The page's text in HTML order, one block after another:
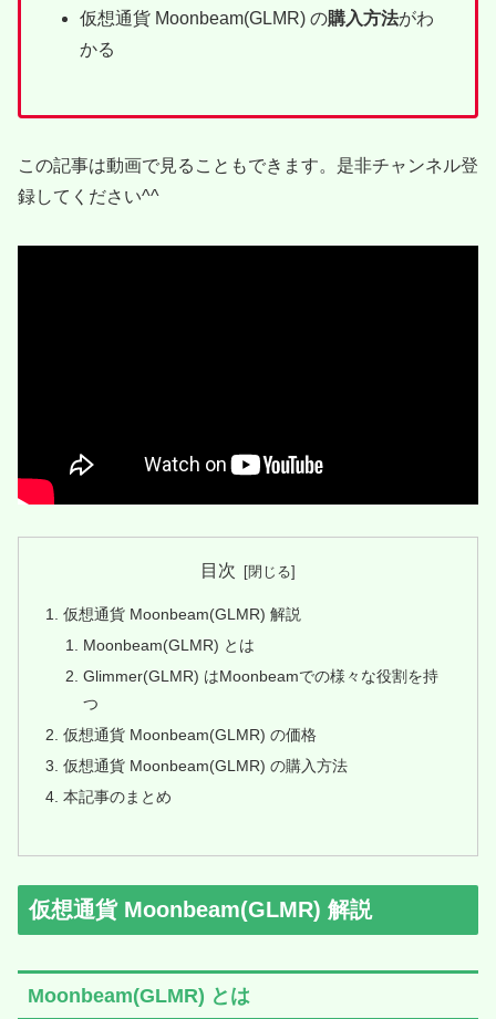
仮想通貨 Moonbeam(GLMR) の購入方法がわ
かる
この記事は動画で見ることもできます。是非チャンネル登
録してください^^
目次
仮想通貨 Moonbeam(GLMR) 解説
Moonbeam(GLMR) とは
Glimmer(GLMR) はMoonbeamでの様々な役割を持
つ
仮想通貨 Moonbeam(GLMR) の価格
仮想通貨 Moonbeam(GLMR) の購入方法
本記事のまとめ
仮想通貨 Moonbeam(GLMR) 解説
Moonbeam(GLMR) とは